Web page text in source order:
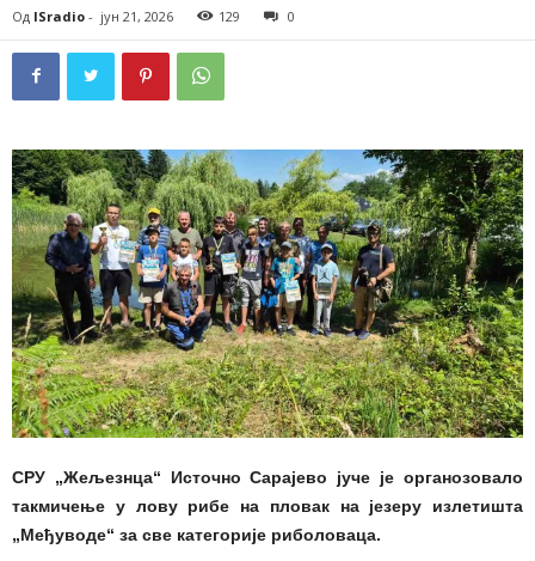
Од ISradio - јун 21, 2026 129 0
СРУ „Жељезнца“ Источно Сарајево јуче је органозовало
такмичење у лову рибе на пловак на језеру излетишта
„Међуводе“ за све категорије риболоваца.